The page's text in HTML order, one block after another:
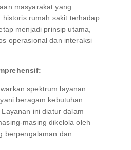
masyarakat yang
historis rumah sakit terhadap
menjadi prinsip utama,
operasional dan interaksi
spektrum layanan
beragam kebutuhan
ini diatur dalam
masing dikelola oleh
berpengalaman dan